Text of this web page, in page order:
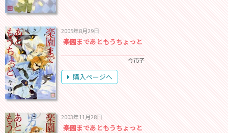
2005年8月29日
楽園まであともうちょっと
今市子
購入ページへ
2003年11月28日
楽園まであともうちょっと